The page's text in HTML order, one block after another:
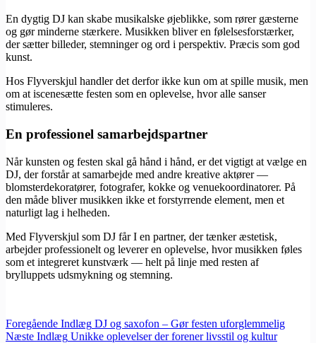
En dygtig DJ kan skabe musikalske øjeblikke, som rører gæsterne
og gør minderne stærkere. Musikken bliver en følelsesforstærker,
der sætter billeder, stemninger og ord i perspektiv. Præcis som god
kunst.
Hos Flyverskjul handler det derfor ikke kun om at spille musik, men
om at iscenesætte festen som en oplevelse, hvor alle sanser
stimuleres.
En professionel samarbejdspartner
Når kunsten og festen skal gå hånd i hånd, er det vigtigt at vælge en
DJ, der forstår at samarbejde med andre kreative aktører —
blomsterdekoratører, fotografer, kokke og venuekoordinatorer. På
den måde bliver musikken ikke et forstyrrende element, men et
naturligt lag i helheden.
Med Flyverskjul som DJ får I en partner, der tænker æstetisk,
arbejder professionelt og leverer en oplevelse, hvor musikken føles
som et integreret kunstværk — helt på linje med resten af
brylluppets udsmykning og stemning.
Foregående Indlæg DJ og saxofon – Gør festen uforglemmelig
Næste Indlæg Unikke oplevelser der forener livsstil og kultur